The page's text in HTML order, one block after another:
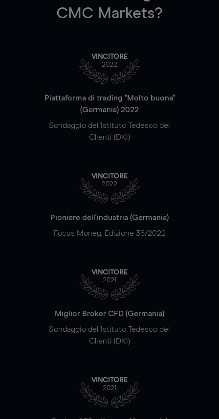
CMC Markets?
VINCITORE
2022
Piattaforma di trading "Molto buona"
(Germania) 2022
Sondaggio dell'Istituto Tedesco dei
Clienti (DKI)
VINCITORE
2022
Pioniere dell'industria (Germania)
Focus Money, Edizione 36/2022
VINCITORE
2021
Miglior Broker CFD (Germania)
Sondaggio dell'Istituto Tedesco dei
Clienti (DKI)
VINCITORE
2021